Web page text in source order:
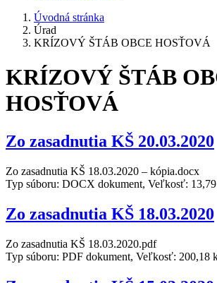
Úvodná stránka
Úrad
KRÍZOVÝ ŠTÁB OBCE HOSŤOVÁ
KRÍZOVÝ ŠTÁB
HOSŤOVÁ
Zo zasadnutia KŠ 20.03.2020
Zo zasadnutia KŠ 18.03.2020 – kópia.docx
Typ súboru: DOCX dokument, Veľkosť:
Zo zasadnutia KŠ 18.03.2020
Zo zasadnutia KŠ 18.03.2020.pdf
Typ súboru: PDF dokument, Veľkosť: 200,18